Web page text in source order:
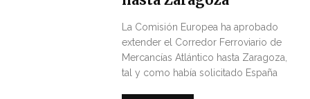
La Comisión Europea ha aprobado
extender el Corredor Ferroviario de
Mercancías Atlántico hasta Zaragoza,
tal y como había solicitado España